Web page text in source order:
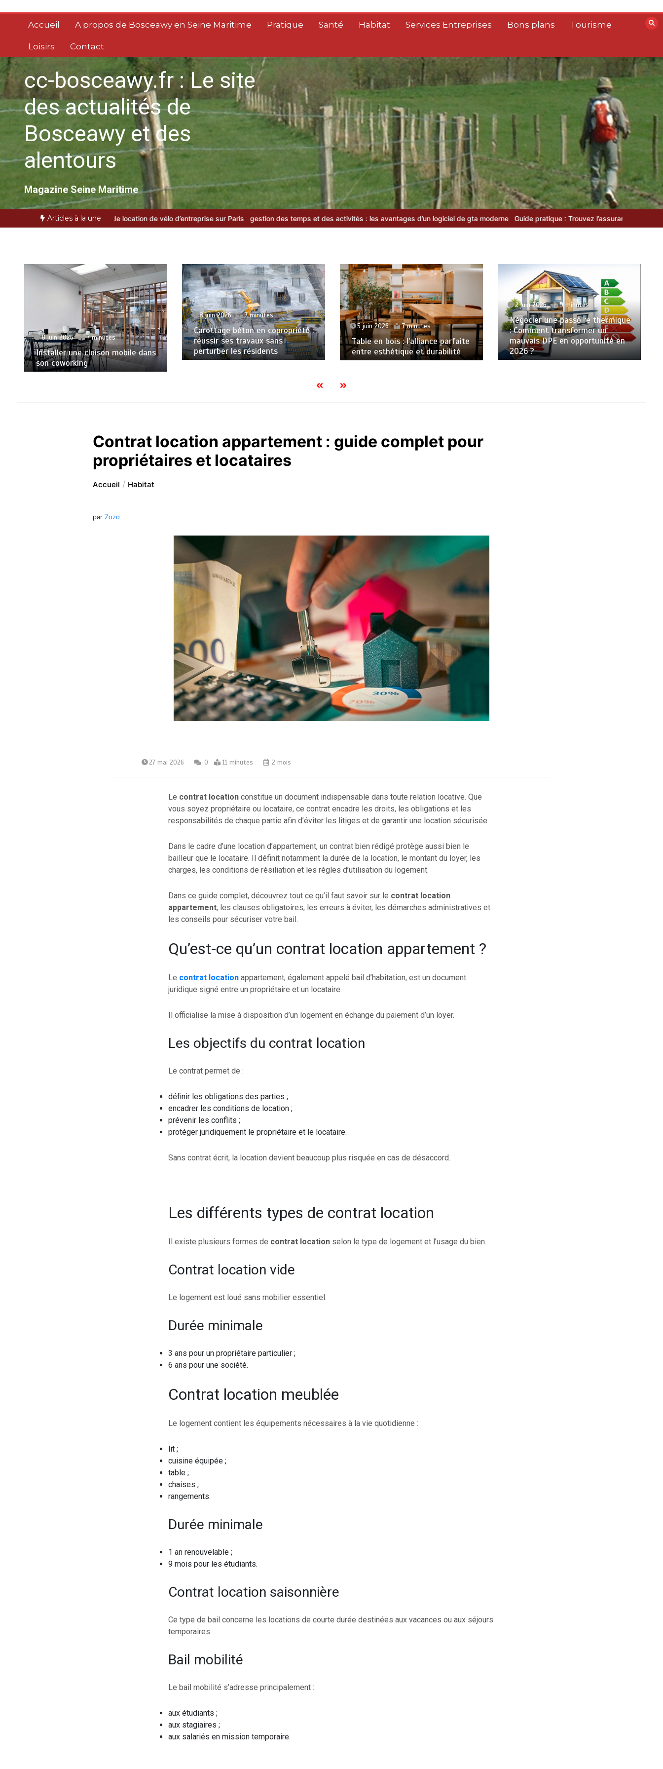
contenuAccueil A propos de Bosceawy en Seine Maritime Pratique Santé Habitat Services Entreprises Bons plans Tourisme
Loisirs Contact
cc-bosceawy.fr : Le site
des actualités de
Bosceawy et des
alentours
Magazine Seine Maritime
Articles à la une
service de location de vélo d’entreprise sur Paris gestion des temps et des activités : les avantages d’un logiciel de gta moderne Guide pratique : Trouvez l’assurance idéale en un clic grâce au
8 juin 2026 7 minutes
Installer une cloison mobile dans
son coworking
8 juin 2026 7 minutes
Carottage béton en copropriété :
réussir ses travaux sans
perturber les résidents
5 juin 2026 7 minutes
Table en bois : l’alliance parfaite
entre esthétique et durabilité
2 juin 2026 9 minutes
Négocier une passoire thermique
: Comment transformer un
mauvais DPE en opportunité en
2026 ?
Contrat location appartement : guide complet pour
propriétaires et locataires
Accueil Habitat
parZozo
27 mai 2026 0 11 minutes 2 mois
Le contrat locationconstitue un document indispensable dans toute relation locative. Que
vous soyez propriétaire ou locataire, ce contrat encadre les droits, les obligations et les
responsabilités de chaque partie afin d’éviter les litiges et de garantir une location sécurisée.
Dans le cadre d’une location d’appartement, un contrat bien rédigé protège aussi bien le
bailleur que le locataire. Il définit notamment la durée de la location, le montant du loyer, les
charges, les conditions de résiliation et les règles d’utilisation du logement.
Dans ce guide complet, découvrez tout ce qu’il faut savoir sur le contrat location
appartement, les clauses obligatoires, les erreurs à éviter, les démarches administratives et
les conseils pour sécuriser votre bail.
Qu’est-ce qu’un contrat location appartement ?
Le contrat locationappartement, également appelé bail d’habitation, est un document
juridique signé entre un propriétaire et un locataire.
Il officialise la mise à disposition d’un logement en échange du paiement d’un loyer.
Les objectifs du contrat location
Le contrat permet de :
définir les obligations des parties ;
encadrer les conditions de location ;
prévenir les conflits ;
protéger juridiquement le propriétaire et le locataire.
Sans contrat écrit, la location devient beaucoup plus risquée en cas de désaccord.
Les différents types de contrat location
Il existe plusieurs formes de contrat locationselon le type de logement et l’usage du bien.
Contrat location vide
Le logement est loué sans mobilier essentiel.
Durée minimale
3 ans pour un propriétaire particulier ;
6 ans pour une société.
Contrat location meublée
Le logement contient les équipements nécessaires à la vie quotidienne :
lit ;
cuisine équipée ;
table ;
chaises ;
rangements.
Durée minimale
1 an renouvelable ;
9 mois pour les étudiants.
Contrat location saisonnière
Ce type de bail concerne les locations de courte durée destinées aux vacances ou aux séjours
temporaires.
Bail mobilité
Le bail mobilité s’adresse principalement :
aux étudiants ;
aux stagiaires ;
aux salariés en mission temporaire.